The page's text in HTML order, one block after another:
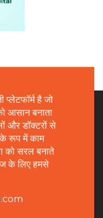
है जो
आसान बनाता
और डॉक्टरों से
के रूप में काम
को सरल बनाते
के लिए हमसे